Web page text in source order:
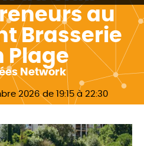
au
Brasserie
Plage
Network
2026 de 19:15 à 22:30